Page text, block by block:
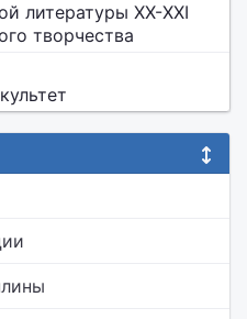
литературы ХХ-XXI
творчества